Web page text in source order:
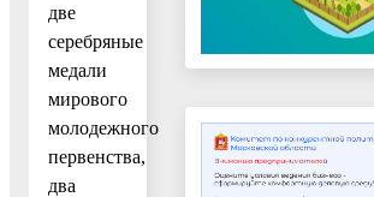
две
серебряные
медали
мирового
молодежного
первенства,
два